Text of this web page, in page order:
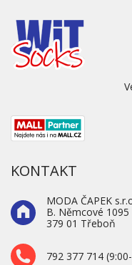
KONTAKT
MODA ČAPEK
B. Němcové 1095
379 01 Třeboň
792 377 714